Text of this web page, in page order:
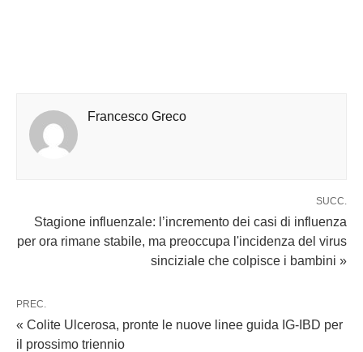
Francesco Greco
SUCC.
Stagione influenzale: l’incremento dei casi di influenza
per ora rimane stabile, ma preoccupa l'incidenza del virus
sinciziale che colpisce i bambini »
PREC.
« Colite Ulcerosa, pronte le nuove linee guida IG-IBD per
il prossimo triennio